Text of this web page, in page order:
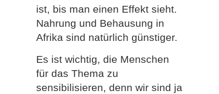
ist, bis man einen Effekt sieht.
Nahrung und Behausung in
Afrika sind natürlich günstiger.
Es ist wichtig, die Menschen
für das Thema zu
sensibilisieren, denn wir sind ja